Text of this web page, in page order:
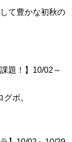
て豊かな初秋の
題！】10/02～
ボ。